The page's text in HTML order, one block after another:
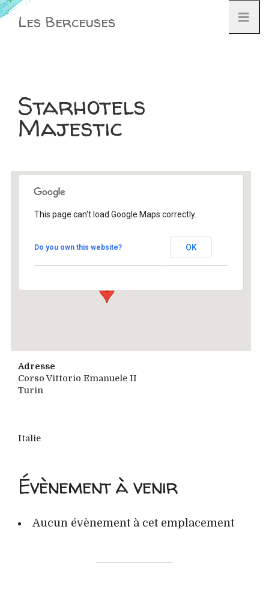
Aller
au
Les Berceuses
Starhotels
Majestic
Corso Vittorio Emanuele II - Turin
This page can't load Google Maps correctly.
Do you own this website? OK
Adresse
Corso Vittorio Emanuele II
Turin
Italie
Évènement à venir
Aucun évènement à cet emplacement